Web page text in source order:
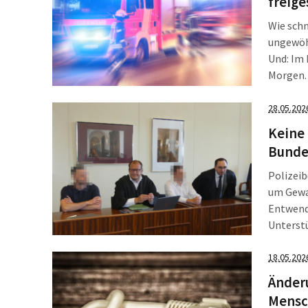
Wie
Und:
Raserei
um